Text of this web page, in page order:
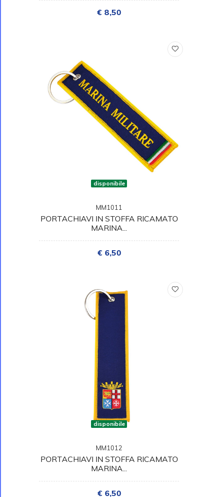
€ 8,50
disponibile
MM1011
PORTACHIAVI IN STOFFA RICAMATO
MARINA...
€ 6,50
disponibile
MM1012
PORTACHIAVI IN STOFFA RICAMATO
MARINA...
€ 6,50